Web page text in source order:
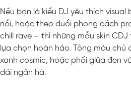
Nếu bạn là kiểu DJ yêu thích
nổi, hoặc theo đuổi phong cách
chill rave – thì những mẫu skin
lựa chọn hoàn hảo. Tông màu
xanh cosmic, hoặc phối giữa đen
dải ngân hà.